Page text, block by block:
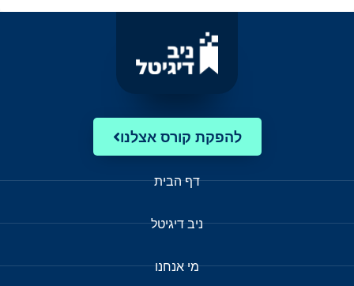
להפקת קורס אצלנו
דף הבית
ניב דיגיטל
מי אנחנו